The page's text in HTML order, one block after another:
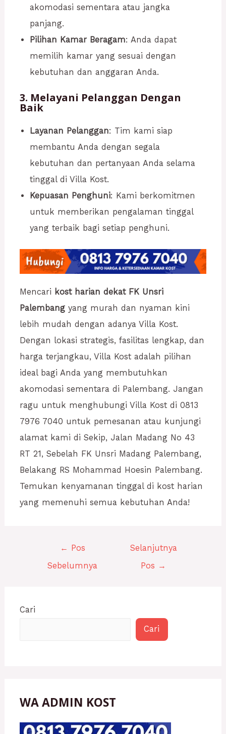
akomodasi sementara atau jangka
panjang.
Pilihan Kamar Beragam: Anda dapat
memilih kamar yang sesuai dengan
kebutuhan dan anggaran Anda.
3. Melayani Pelanggan Dengan
Baik
Layanan Pelanggan: Tim kami siap
membantu Anda dengan segala
kebutuhan dan pertanyaan Anda selama
tinggal di Villa Kost.
Kepuasan Penghuni: Kami berkomitmen
untuk memberikan pengalaman tinggal
yang terbaik bagi setiap penghuni.
Mencari kost harian dekat FK Unsri
Palembangyang murah dan nyaman kini
lebih mudah dengan adanya Villa Kost.
Dengan lokasi strategis, fasilitas lengkap, dan
harga terjangkau, Villa Kost adalah pilihan
ideal bagi Anda yang membutuhkan
akomodasi sementara di Palembang. Jangan
ragu untuk menghubungi Villa Kost di 0813
7976 7040 untuk pemesanan atau kunjungi
alamat kami di Sekip, Jalan Madang No 43
RT 21, Sebelah FK Unsri Madang Palembang,
Belakang RS Mohammad Hoesin Palembang.
Temukan kenyamanan tinggal di kost harian
yang memenuhi semua kebutuhan Anda!
←
Pos
Sebelumnya
Selanjutnya
Pos →
Cari
Cari
WA ADMIN KOST